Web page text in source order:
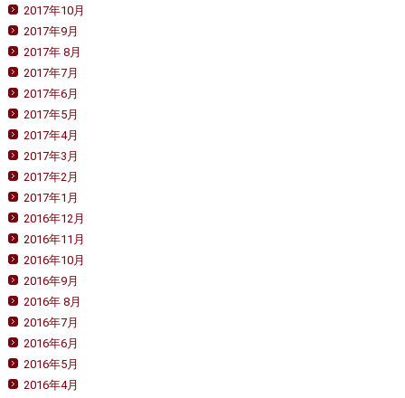
2017年10月
2017年9月
2017年 8月
2017年7月
2017年6月
2017年5月
2017年4月
2017年3月
2017年2月
2017年1月
2016年12月
2016年11月
2016年10月
2016年9月
2016年 8月
2016年7月
2016年6月
2016年5月
2016年4月